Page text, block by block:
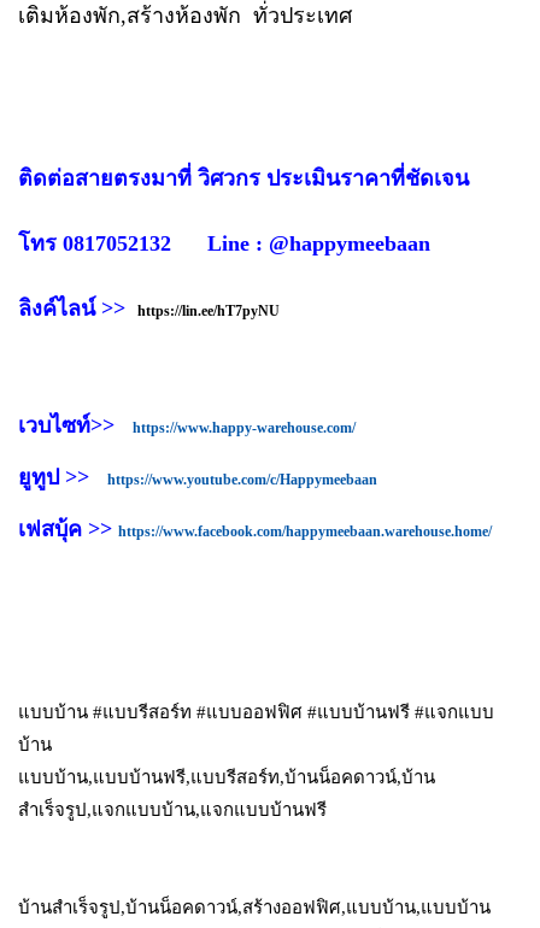
เติมห้องพัก,สร้างห้องพัก ทั่วประเทศ
ติดต่อสายตรงมาที่ วิศวกร ประเมินราคาที่ชัดเจน
โทร 0817052132 Line : @happymeebaan
ลิงค์ไลน์ >> https://lin.ee/hT7pyNU
เวบไซท์>> https://www.happy-warehouse.com/
ยูทูป >> https://www.youtube.com/c/Happymeebaan
เฟสบุ้ค >> https://www.facebook.com/happymeebaan.warehouse.home/
แบบบ้าน #แบบรีสอร์ท #แบบออฟฟิศ #แบบบ้านฟรี #แจกแบบ
บ้าน
แบบบ้าน,แบบบ้านฟรี,แบบรีสอร์ท,บ้านน็อคดาวน์,บ้าน
สำเร็จรูป,แจกแบบบ้าน,แจกแบบบ้านฟรี
บ้านสำเร็จรูป,บ้านน็อคดาวน์,สร้างออฟฟิศ,แบบบ้าน,แบบบ้าน